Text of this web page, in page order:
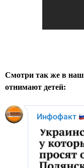
Смотри так же в
отнимают детей: